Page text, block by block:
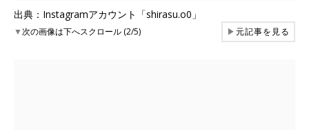
出典：Instagramアカウント「shirasu.o0」
▼次の画像は下へスクロール (2/5) ▶元記事を見る